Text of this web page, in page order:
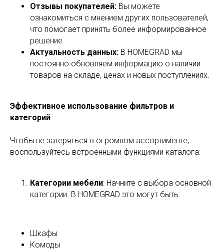
Отзывы покупателей: Вы можете
ознакомиться с мнением других пользователей,
что помогает принять более информированное
решение.
Актуальность данных: В HOMEGRAD мы
постоянно обновляем информацию о наличии
товаров на складе, ценах и новых поступлениях.
Эффективное использование фильтров и
категорий
Чтобы не затеряться в огромном ассортименте,
воспользуйтесь встроенными функциями каталога:
Категории мебели: Начните с выбора основной
категории. В HOMEGRAD это могут быть:
Шкафы
Комоды